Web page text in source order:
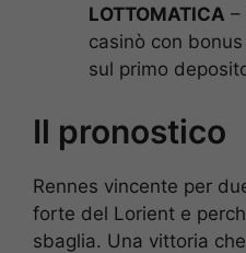
LOTTOMATICA –
casinò con
sul primo
Il pronostico
Rennes vincente per
forte del Lorient e
sbaglia. Una vittoria